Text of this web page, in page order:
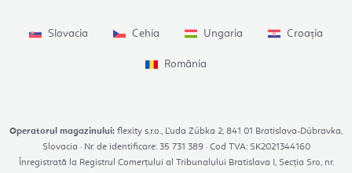
Slovacia Cehia Ungaria Croația
România
Operatorul magazinului: flexity s.r.o., Ľuda Zúbka 2, 841 01 Bratislava-Dúbravka,
Slovacia · Nr. de identificare: 35 731 389 · Cod TVA: SK2021344160
Înregistrată la Registrul Comerțului al Tribunalului Bratislava I, Secția Sro, nr.